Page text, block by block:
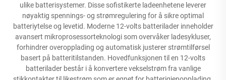
ulike batterisystemer. Disse sofistikerte ladeenhetene leverer
nøyaktig spennings- og strømregulering for å sikre optimal
batteriytelse og levetid. Moderne 12-volts batterilader inneholder
avansert mikroprosessorteknologi som overvåker ladesykluser,
forhindrer overopplading og automatisk justerer strømtilførsel
basert på batteritilstanden. Hovedfunksjonen til en 12-volts
batterilader består i å konvertere vekselstrøm fra vanlige